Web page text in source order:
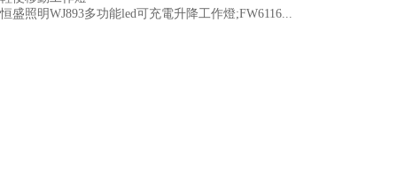
恒盛照明WJ893多功能led可充電升降工作燈;FW6116...